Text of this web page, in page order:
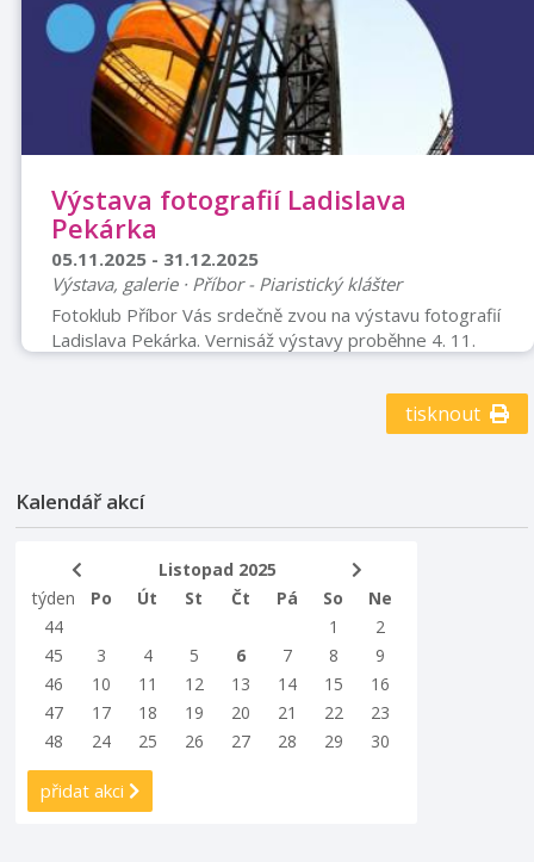
Výstava fotografií Ladislava
Pekárka
05.11.2025 - 31.12.2025
Výstava, galerie · Příbor - Piaristický klášter
Fotoklub Příbor Vás srdečně zvou na výstavu fotografií
Ladislava Pekárka. Vernisáž výstavy proběhne 4. 11.
Příbor, v 1. patře piaristického kláštera. Výstava potrvá
tisknout
Kalendář akcí
Listopad 2025
týden
Po Út St Čt Pá So
Ne
44
1
2
45
3 4 5 6 7 8
9
46
10 11 12 13 14 15
16
47
17 18 19 20 21 22
23
48
24 25 26 27 28 29 30
přidat akci